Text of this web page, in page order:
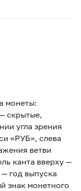
монеты:
скрытые,
угла зрения
«РУБ», cлева
ветви
канта вверху —
год выпуска
знак монетного